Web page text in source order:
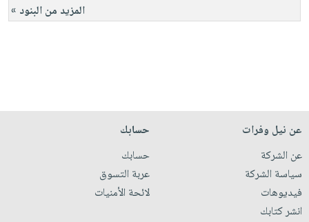
المزيد من البنود »
عن نيل وفرات
عن الشركة
سياسة الشركة
فيديوهات
انشر كتابك
حسابك
حسابك
عربة التسوق
لائحة الأمنيات